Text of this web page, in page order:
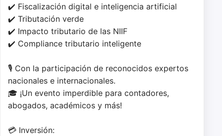
✔️ Fiscalización digital e inteligencia artificial
✔️ Tributación verde
✔️ Impacto tributario de las NIIF
✔️ Compliance tributario inteligente
🎙 Con la participación de reconocidos expertos
nacionales e internacionales.
🎓 ¡Un evento imperdible para contadores,
abogados, académicos y más!
💳 Inversión: